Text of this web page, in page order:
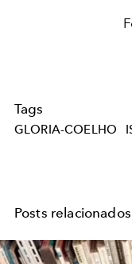
Tags
GLORIA-COELHO
Posts relacionados